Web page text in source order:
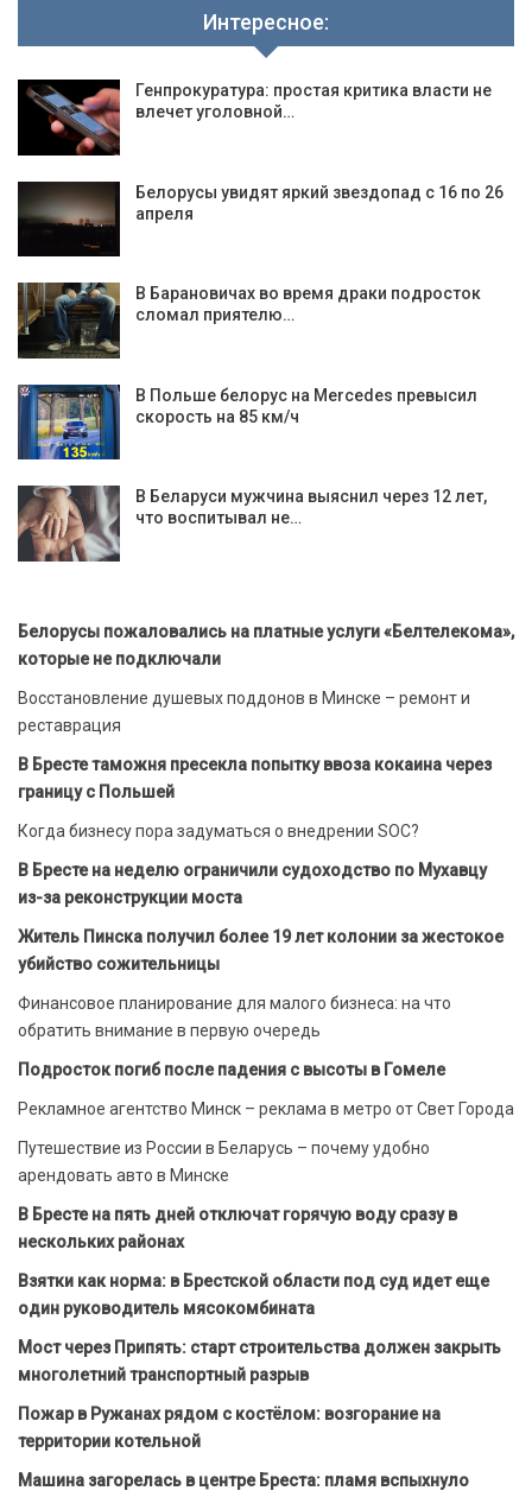
Интересное:
Генпрокуратура: простая критика власти не
влечет уголовной…
Белорусы увидят яркий звездопад с 16 по 26
апреля
В Барановичах во время драки подросток
сломал приятелю…
В Польше белорус на Mercedes превысил
скорость на 85 км/ч
В Беларуси мужчина выяснил через 12 лет,
что воспитывал не…
Белорусы пожаловались на платные услуги «Белтелекома»,
которые не подключали
Восстановление душевых поддонов в Минске – ремонт и
реставрация
В Бресте таможня пресекла попытку ввоза кокаина через
границу с Польшей
Когда бизнесу пора задуматься о внедрении SOC?
В Бресте на неделю ограничили судоходство по Мухавцу
из-за реконструкции моста
Житель Пинска получил более 19 лет колонии за жестокое
убийство сожительницы
Финансовое планирование для малого бизнеса: на что
обратить внимание в первую очередь
Подросток погиб после падения с высоты в Гомеле
Рекламное агентство Минск – реклама в метро от Свет Города
Путешествие из России в Беларусь – почему удобно
арендовать авто в Минске
В Бресте на пять дней отключат горячую воду сразу в
нескольких районах
Взятки как норма: в Брестской области под суд идет еще
один руководитель мясокомбината
Мост через Припять: старт строительства должен закрыть
многолетний транспортный разрыв
Пожар в Ружанах рядом с костёлом: возгорание на
территории котельной
Машина загорелась в центре Бреста: пламя вспыхнуло